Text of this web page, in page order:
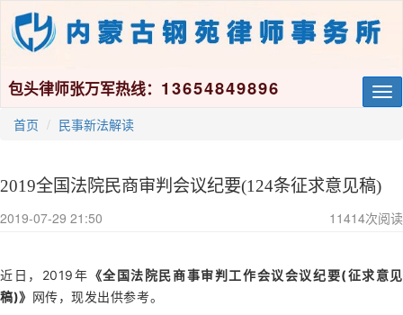
包头律师张万军热线： 13654849896
首页 民事新法解读
2019全国法院民商审判会议纪要(124条征求意见稿)
2019-07-29 21:50 11414次阅读
近日，2019年 《全国法院民商事审判工作会议会议纪要(征求意见
稿)》 网传，现发出供参考。